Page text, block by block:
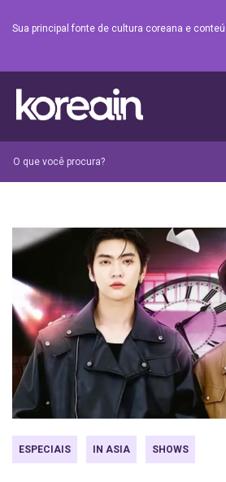
Sua principal fonte de cultura coreana e
ESPECIAIS IN ASIA SHOWS